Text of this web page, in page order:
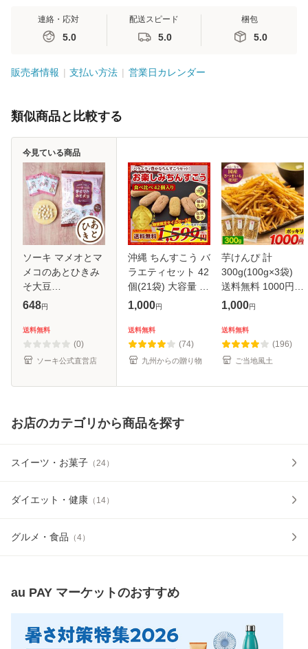
連絡・応対
5.0
配送スピード
5.0
梱包
5.0
販売者情報 支払い方法 営業日カレンダー
類似商品と比較する
ソーキ マメオとマ
メコのあとひきみ
そ大豆
120g（8gx15） お
品 カルシウム イソ
フラボン 国産 大豆
給食
648円
送料無料
(0)
ソーキ公式直営店
今見ている商品
沖縄 ちんすこう バ
ラエティセット 42
個(21袋) 大容量 お
菓子 スイーツ 訳あ
ト 詰め合わせ
1,000円
送料無料
(74)
九州からの贈り物
芋けんぴ 計
300g(100g×3袋)
送料無料 1000円ポ
ッキリ 便利な 小分
ツ 和菓子 個包装
かりんとう 芋 さつ
まいも お菓子
1,000円
送料無料
(196)
ご当地風土
お店のカテゴリから商品を探す
スイーツ・お菓子 （24）
ダイエット・健康 （ 14）
グルメ・食品 （4）
au PAY マーケットのおすすめ